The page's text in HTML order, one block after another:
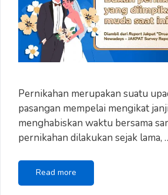
Pernikahan merupakan suatu
pasangan mempelai mengikat
menghabiskan waktu bersama
pernikahan dilakukan sejak lama,
Read more
Pernikahan